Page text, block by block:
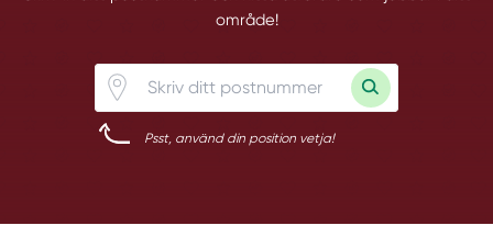
område!
Psst, använd din position vetja!